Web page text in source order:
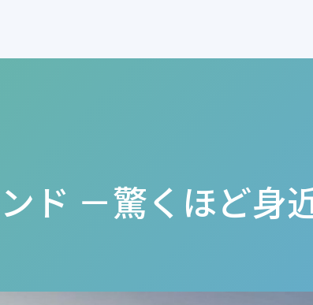
ド －驚くほど身